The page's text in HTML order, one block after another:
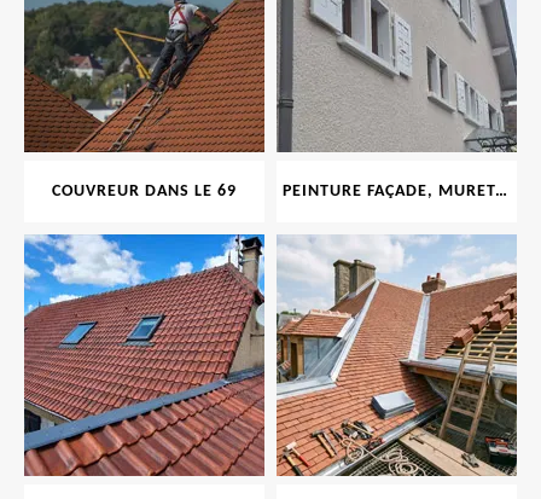
COUVREUR DANS LE 69 PEINTURE FAÇADE, MURET, TOITURE, BOISERIE, FERRONERIE, GOUTTIÈRE 69